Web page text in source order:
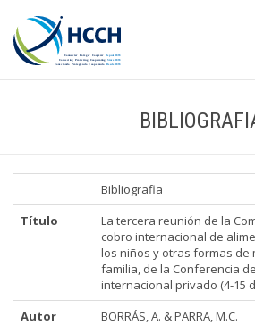
Bibliografia
Título
La tercera reunión de la
cobro internacional de
los niños y otras formas de
familia, de la Conferencia
internacional privado (4-15
Autor
BORRÁS, A. & PARRA, M.C.